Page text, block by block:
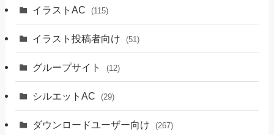
イラストAC (115)
イラスト投稿者向け (51)
グループサイト (12)
シルエットAC (29)
ダウンロードユーザー向け (267)